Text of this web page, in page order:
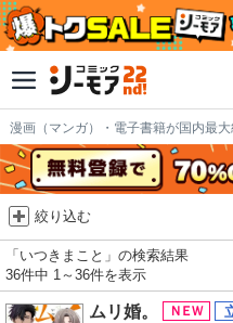
漫画（マンガ）・電子書籍が国内最大
絞り込む
「いつきまこと」の検索結果
36件中 1～36件を表示
ムリ婚。